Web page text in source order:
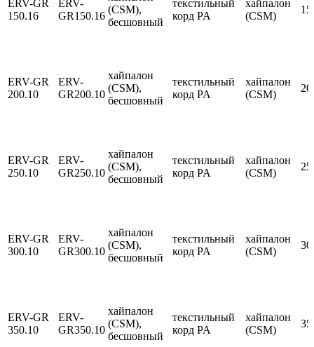
ERV-GR
150.16
ERV-
GR150.16
(CSM),
бесшовный
текстильный
корд PA
хайпалон
(CSM)
ERV-GR
200.10
ERV-
GR200.10
хайпалон
(CSM),
бесшовный
текстильный
корд PA
хайпалон
(CSM)
ERV-GR
250.10
ERV-
GR250.10
хайпалон
(CSM),
бесшовный
текстильный
корд PA
хайпалон
(CSM)
ERV-GR
300.10
ERV-
GR300.10
хайпалон
(CSM),
бесшовный
текстильный
корд PA
хайпалон
(CSM)
ERV-GR
350.10
ERV-
GR350.10
хайпалон
(CSM),
бесшовный
текстильный
корд PA
хайпалон
(CSM)